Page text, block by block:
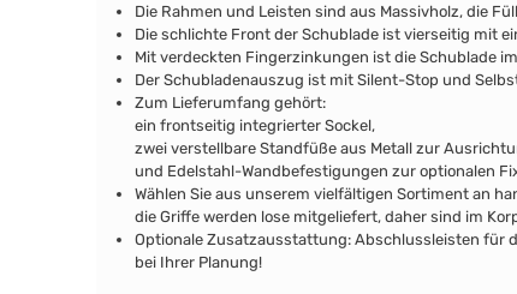
Die Rahmen und Leisten sind aus Massivholz, die
Die schlichte Front der Schublade ist vierseitig mit
Mit verdeckten Fingerzinkungen ist die Schublade
Der Schubladenauszug ist mit Silent-Stop und
Zum Lieferumfang gehört:
ein frontseitig integrierter Sockel,
zwei verstellbare Standfüße aus Metall zur
und Edelstahl-Wandbefestigungen zur optionalen
Wählen Sie aus unserem vielfältigen Sortiment an
die Griffe werden lose mitgeliefert, daher sind im
Optionale Zusatzausstattung: Abschlussleisten für
bei Ihrer Planung!